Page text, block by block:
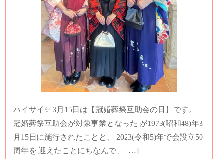
ハイサイ✨ 3月15日は【冠婚葬祭互助会の日】です。
冠婚葬祭互助会が対象事業となった が1973(昭和48)年3
月15日に施行されたことと、 2023(令和5)年で会設立50
周年を 迎えたことにちなんで、 […]